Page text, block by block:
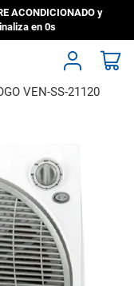
ACONDICIONADO y
en 0s
VEN-SS-21120